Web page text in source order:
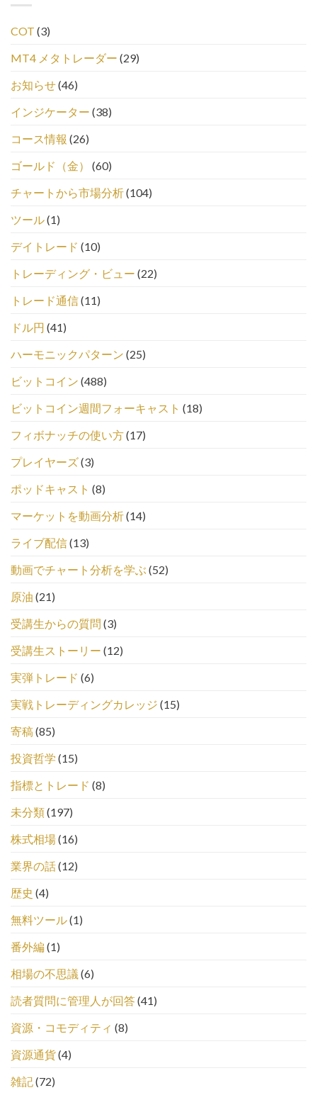
COT (3)
MT4 メタトレーダー (29)
お知らせ(46)
インジケーター (38)
コース情報 (26)
ゴールド（金）
(60)
チャートから市場分析(104)
ツール(1)
デイトレード (10)
トレーディング・ビュー (22)
トレード通信(11)
ドル円 (41)
ハーモニックパターン (25)
ビットコイン (488)
ビットコイン週間フォーキャスト (18)
フィボナッチの使い方(17)
プレイヤーズ(3)
ポッドキャスト (8)
マーケットを動画分析(14)
ライブ配信(13)
動画でチャート分析を学ぶ (52)
原油 (21)
受講生からの質問 (3)
受講生ストーリー (12)
実弾トレード (6)
実戦トレーディングカレッジ (15)
寄稿(85)
投資哲学 (15)
指標とトレード (8)
未分類(197)
株式相場(16)
業界の話(12)
歴史 (4)
無料ツール(1)
番外編(1)
相場の不思議 (6)
読者質問に管理人が回答(41)
資源・コモディティ (8)
資源通貨(4)
雑記 (72)